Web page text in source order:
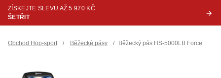
ZÍSKEJTE SLEVU AŽ 5 970 KČ
ŠETŘIT
Obchod Hop-sport / Běžecké pásy / Běžecký pás HS-5000LB Force